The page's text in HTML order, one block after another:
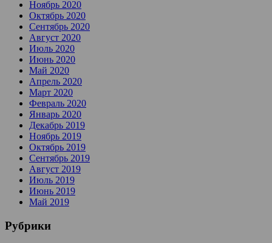
Ноябрь 2020
Октябрь 2020
Сентябрь 2020
Август 2020
Июль 2020
Июнь 2020
Май 2020
Апрель 2020
Март 2020
Февраль 2020
Январь 2020
Декабрь 2019
Ноябрь 2019
Октябрь 2019
Сентябрь 2019
Август 2019
Июль 2019
Июнь 2019
Май 2019
Рубрики